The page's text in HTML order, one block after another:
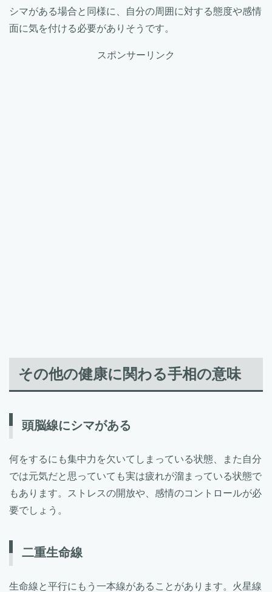
シマがある場合と同様に、自分の周囲に対する態度や感情
面に気を付ける必要がありそうです。
スポンサーリンク
その他の健康に関わる手相の意味
頭脳線にシマがある
何をするにも集中力を欠いてしまっている状態、また自分
では元気だと思っていても実は疲れが溜まっている状態で
もあります。ストレスの開放や、感情のコントロールが必
要でしょう。
二重生命線
生命線と平行にもう一本線があることがあります。火星線